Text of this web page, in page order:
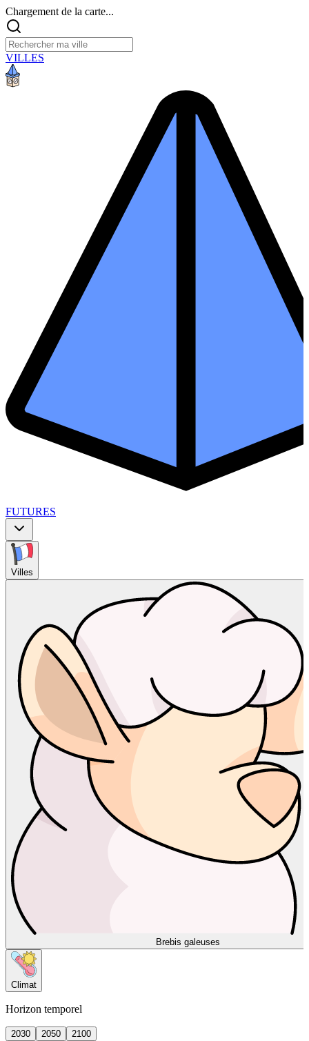
Chargement de la carte...
VILLES
FUTURES
Villes
Brebis galeuses
Climat
Horizon temporel
2030 2050
2100